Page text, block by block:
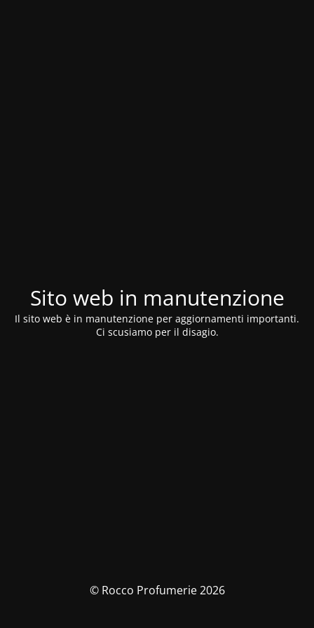
Sito web in manutenzione
Il sito web è in manutenzione per aggiornamenti importanti.
Ci scusiamo per il disagio.
© Rocco Profumerie 2026